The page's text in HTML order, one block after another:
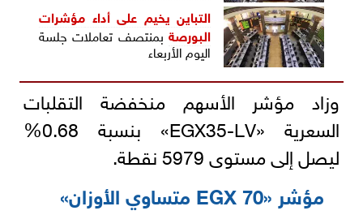
التباين يخيم على أداء مؤشرات
البورصة بمنتصف تعاملات جلسة
اليوم الأربعاء
وزاد مؤشر الأسهم منخفضة التقلبات
السعرية «EGX35-LV» بنسبة 0.68%
ليصل إلى مستوى 5979 نقطة.
مؤشر «EGX 70 متساوي الأوزان»